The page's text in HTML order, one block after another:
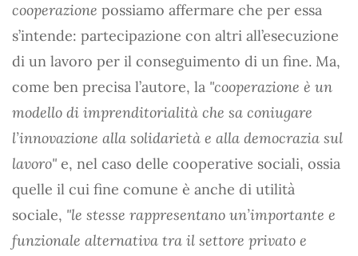
cooperazione possiamo affermare che per essa
s’intende: partecipazione con altri all’esecuzione
di un lavoro per il conseguimento di un fine. Ma,
come ben precisa l’autore, la "cooperazione è un
modello di imprenditorialità che sa coniugare
l’innovazione alla solidarietà e alla democrazia sul
lavoro" e, nel caso delle cooperative sociali, ossia
quelle il cui fine comune è anche di utilità
sociale, "le stesse rappresentano un’importante e
funzionale alternativa tra il settore privato e